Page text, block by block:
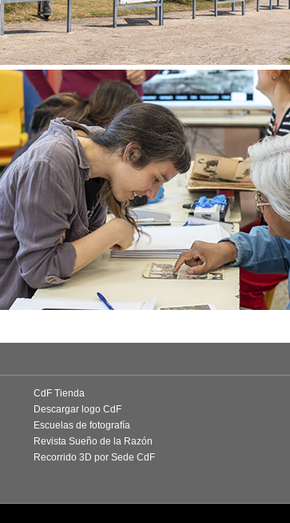
CdF Tienda
Descargar logo CdF
Escuelas de fotografía
Revista Sueño de la Razón
Recorrido 3D por Sede CdF